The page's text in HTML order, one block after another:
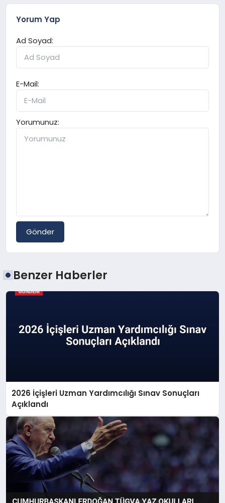
Yorum Yap
Ad Soyad:
E-Mail:
Yorumunuz:
Gönder
Benzer Haberler
2026 İçişleri Uzman Yardımcılığı Sınav Sonuçları
Açıklandı